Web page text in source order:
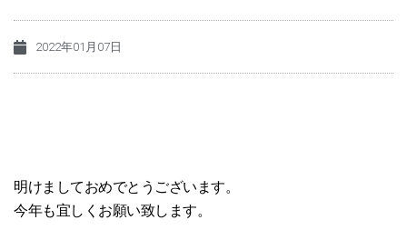
2022年01月07日
明けましておめでとうございます。
今年も宜しくお願い致します。